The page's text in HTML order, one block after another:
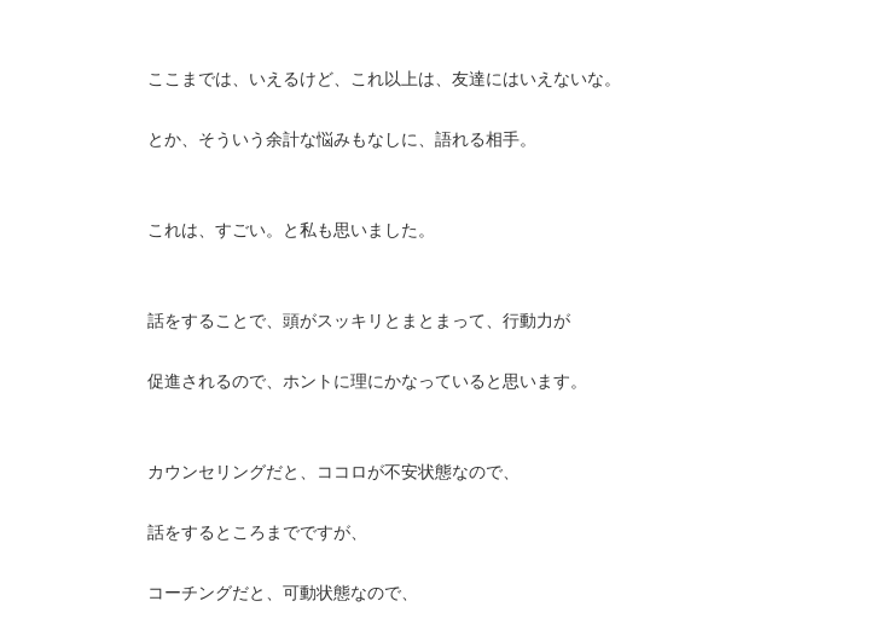
ここまでは、いえるけど、これ以上は、友達にはいえないな。
とか、そういう余計な悩みもなしに、語れる相手。
これは、すごい。と私も思いました。
話をすることで、頭がスッキリとまとまって、行動力が
促進されるので、ホントに理にかなっていると思います。
カウンセリングだと、ココロが不安状態なので、
話をするところまでですが、
コーチングだと、可動状態なので、